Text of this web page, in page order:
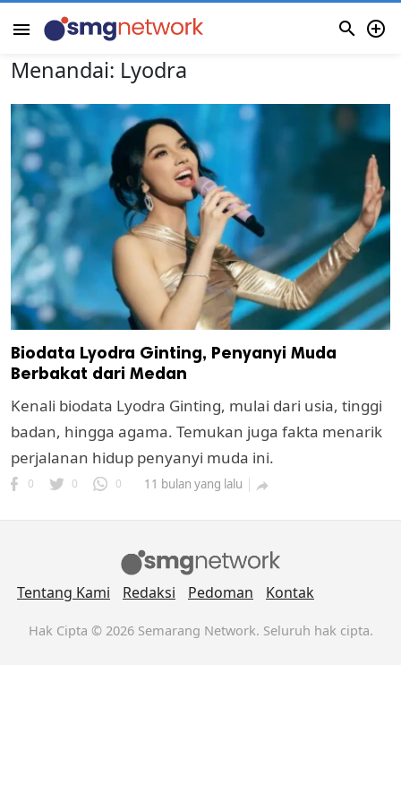
menu  
cipta.
Menandai: Lyodra
Biodata Lyodra Ginting, Penyanyi Muda
Berbakat dari Medan
Kenali biodata Lyodra Ginting, mulai dari usia, tinggi
badan, hingga agama. Temukan juga fakta menarik
perjalanan hidup penyanyi muda ini.
0 0 0 11 bulan yang lalu 
Tentang Kami Redaksi Pedoman Kontak
Hak Cipta © 2026 Semarang Network. Seluruh hak cipta.